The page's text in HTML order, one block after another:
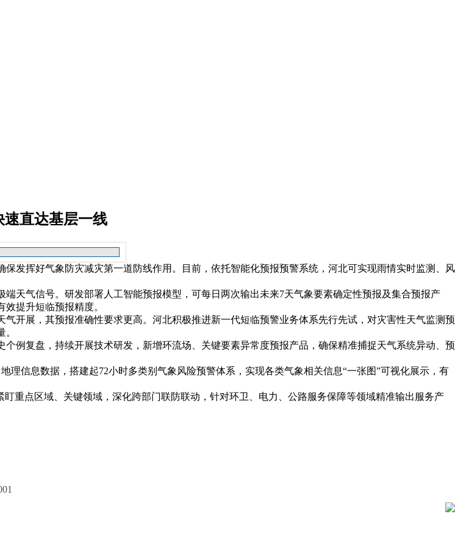
速直达基层一线
发挥好气象防灾减灾第一道防线作用。目前，依托智能化预报预警系统，河北可实现雨情实时监测、风
天气信号。研发部署人工智能预报模型，可每日两次输出未来7天气象要素确定性预报及集合预报产
提升短临预报精度。
开展，其预报准确性要求更高。河北积极推进新一代短临预警业务体系先行先试，对灾害性天气监测预
例复盘，持续开展技术研发，新增环流场、关键要素异常度预报产品，确保精准捕捉天气系统异动、预
理信息数据，搭建起72小时多类别气象风险预警体系，实现各类气象相关信息“一张图”可视化展示，有
重点区域、关键领域，深化跨部门联防联动，针对环卫、电力、公路服务保障等领域精准输出服务产